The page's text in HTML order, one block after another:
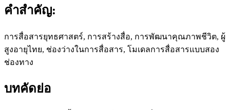
คำสำคัญ:
การสื่อสารยุทธศาสตร์, การสร้างสื่อ, การพัฒนาคุณภาพชีวิต, ผู้
สูงอายุไทย, ช่องว่างในการสื่อสาร, โมเดลการสื่อสารแบบสอง
ช่องทาง
บทคัดย่อ